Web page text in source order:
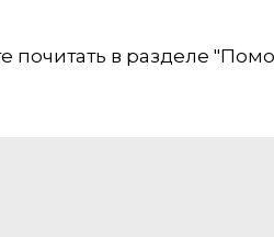
в разделе